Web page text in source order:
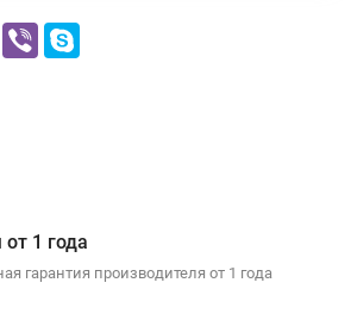
от 1 года
гарантия производителя от 1 года